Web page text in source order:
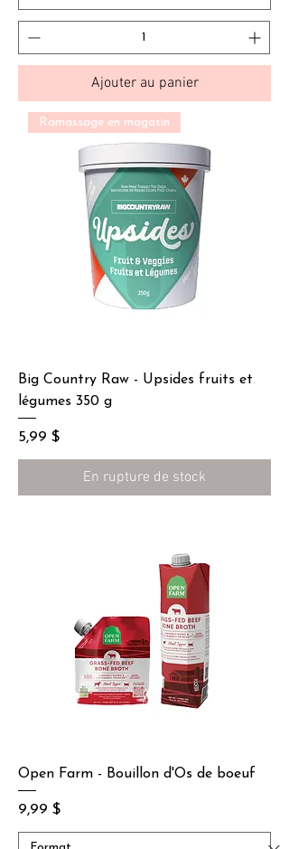
Ajouter au panier
Ramassage en magasin
Big Country Raw - Upsides fruits et
légumes 350 g
Prix
5,99 $
En rupture de stock
Open Farm - Bouillon d'Os de boeuf
Prix
9,99 $